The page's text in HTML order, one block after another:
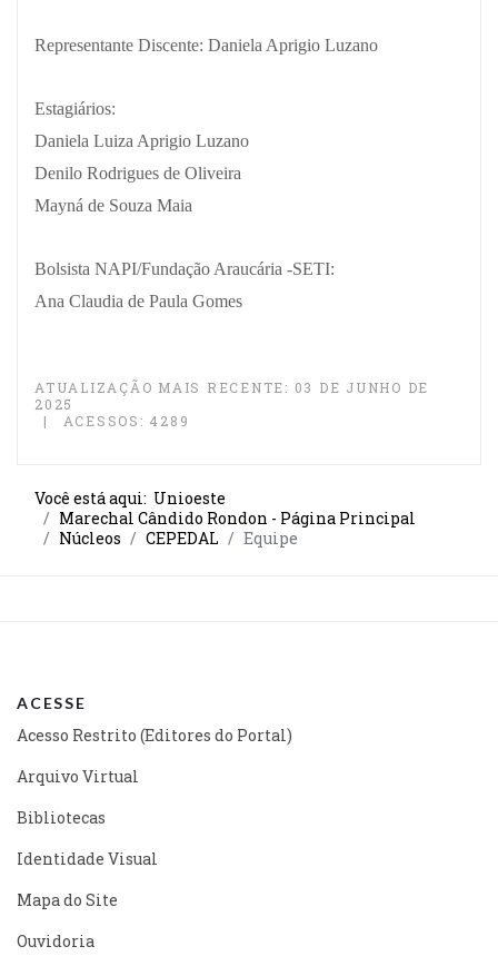
Representante Discente: Daniela Aprigio Luzano
Estagiários:
Daniela Luiza Aprigio Luzano
Denilo Rodrigues de Oliveira
Mayná de Souza Maia
Bolsista NAPI/Fundação Araucária -SETI:
Ana Claudia de Paula Gomes
ATUALIZAÇÃO MAIS RECENTE: 03 DE JUNHO DE
2025
ACESSOS: 4289
Você está aqui: Unioeste
Marechal Cândido Rondon - Página Principal
Núcleos
CEPEDAL Equipe
ACESSE
Acesso Restrito (Editores do Portal)
Arquivo Virtual
Bibliotecas
Identidade Visual
Mapa do Site
Ouvidoria